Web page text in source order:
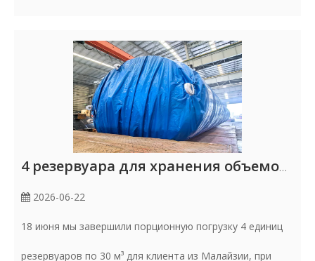
4 резервуара для хранения объемом 30 м³ загружены для Малайзии
2026-06-22
18 июня мы завершили порционную погрузку 4 единиц
резервуаров по 30 м³ для клиента из Малайзии, при